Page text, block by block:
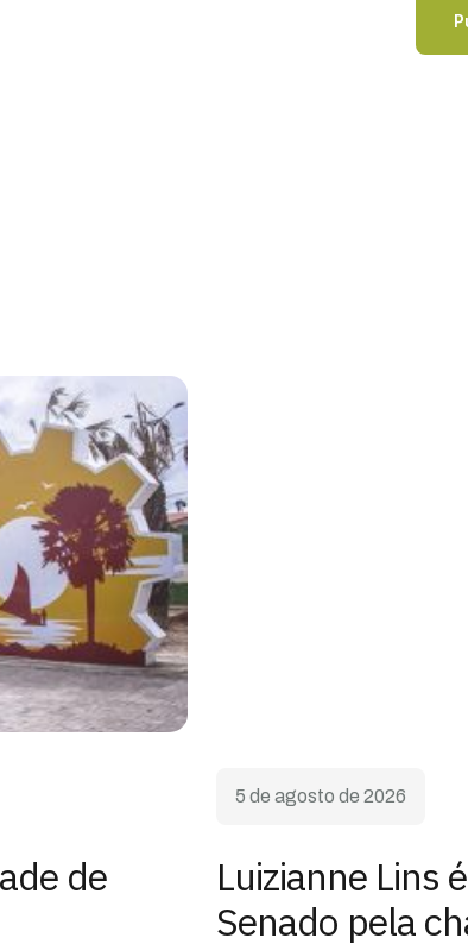
de
5 de agosto de 2026
Luizianne Lins
Senado pela